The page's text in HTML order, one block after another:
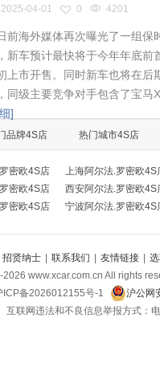
2025-04-01 0 4201
前海外媒体再次曝光了一组保
新车预计最快将于今年年底
上市开售。同时新车也将在后
同级主要竞争对手包含了宝马
]
品牌4S店 热门城市4S店
密欧4S店
上海阿尔法.罗密欧4S
密欧4S店
西安阿尔法.罗密欧4S
密欧4S店 宁波阿尔法.罗密欧4S
招贤纳士 | 联系我们 | 友情链接 |
2026 www.xcar.com.cn All rights
ICP备2026012155号-1
沪公网
互联网违法和不良信息举报方式：